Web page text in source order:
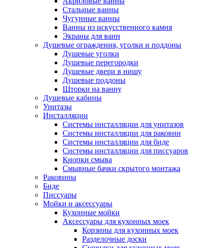
Стальные ванны
Чугунные ванны
Ванны из искусственного камня
Экраны для ванн
Душевые ограждения, уголки и поддоны
Душевые уголки
Душевые перегородки
Душевые двери в нишу
Душевые поддоны
Шторки на ванну
Душевые кабины
Унитазы
Инсталляции
Системы инсталляции для унитазов
Системы инсталляции для раковин
Системы инсталляции для биде
Системы инсталляции для писсуаров
Кнопки смыва
Смывные бачки скрытого монтажа
Раковины
Биде
Писсуары
Мойки и аксессуары
Кухонные мойки
Аксессуары для кухонных моек
Корзины для кухонных моек
Разделочные доски